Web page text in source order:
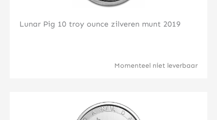
Lunar Pig 10 troy ounce zilveren munt 2019
Momenteel niet leverbaar
Klik hier